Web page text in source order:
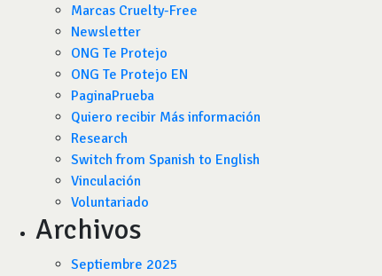
Marcas Cruelty-Free
Newsletter
ONG Te Protejo
ONG Te Protejo EN
PaginaPrueba
Quiero recibir Más información
Research
Switch from Spanish to English
Vinculación
Voluntariado
Archivos
Septiembre 2025